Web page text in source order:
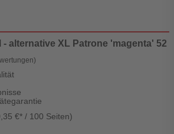
- alternative XL Patrone 'magenta' 52
€* / 100 Seiten)